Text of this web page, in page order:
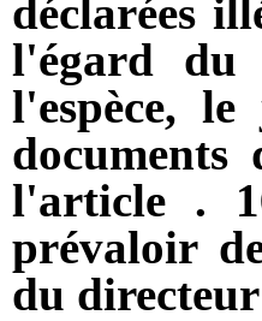
déclarées
l'égard du
l'espèce,
documents
l'article .
prévaloir
du